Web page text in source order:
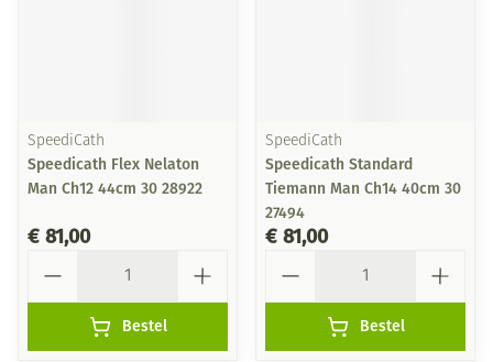
SpeediCath
Speedicath Flex Nelaton
Man Ch12 44cm 30 28922
€ 81,00
Bestel
SpeediCath
Speedicath Standard
Tiemann Man Ch14 40cm 30
27494
€ 81,00
Bestel